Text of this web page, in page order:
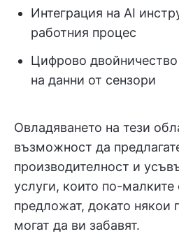
Интеграция на AI
работния процес
Цифрово
на данни от сензори
Овладяването на тези
възможност да
производителност и
услуги, които по-
предложат, докато някои
могат да ви забавят.